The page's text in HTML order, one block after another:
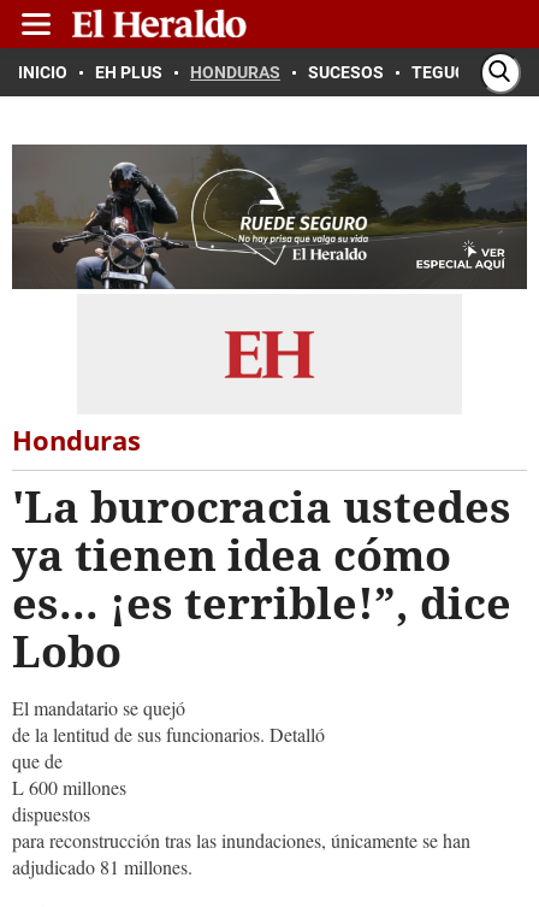
INICIO EH PLUS HONDURAS SUCESOS TEGUCIGALPA
Honduras
'La burocracia ustedes
ya tienen idea cómo
es... ¡es terrible!”, dice
Lobo
El mandatario se quejó
de la lentitud de sus funcionarios. Detalló
que de
L 600 millones
dispuestos
para reconstrucción tras las inundaciones, únicamente se han
adjudicado 81 millones.